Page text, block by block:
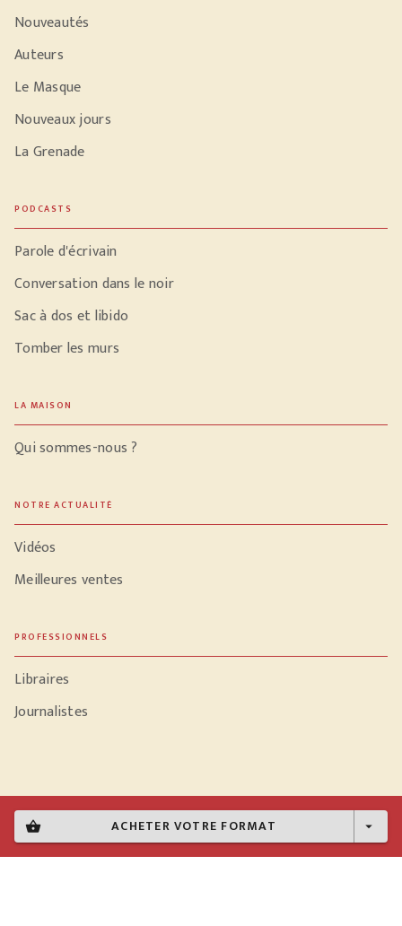
shopping_basket ACHETER VOTRE FORMAT arrow_drop_down
Nouveautés
Auteurs
Le Masque
Nouveaux jours
La Grenade
PODCASTS
Parole d'écrivain
Conversation dans le noir
Sac à dos et libido
Tomber les murs
LA MAISON
Qui sommes-nous ?
NOTRE ACTUALITÉ
Vidéos
Meilleures ventes
PROFESSIONNELS
Libraires
Journalistes
Données personnelles
Paramétrer vos cookies
Mentions légales